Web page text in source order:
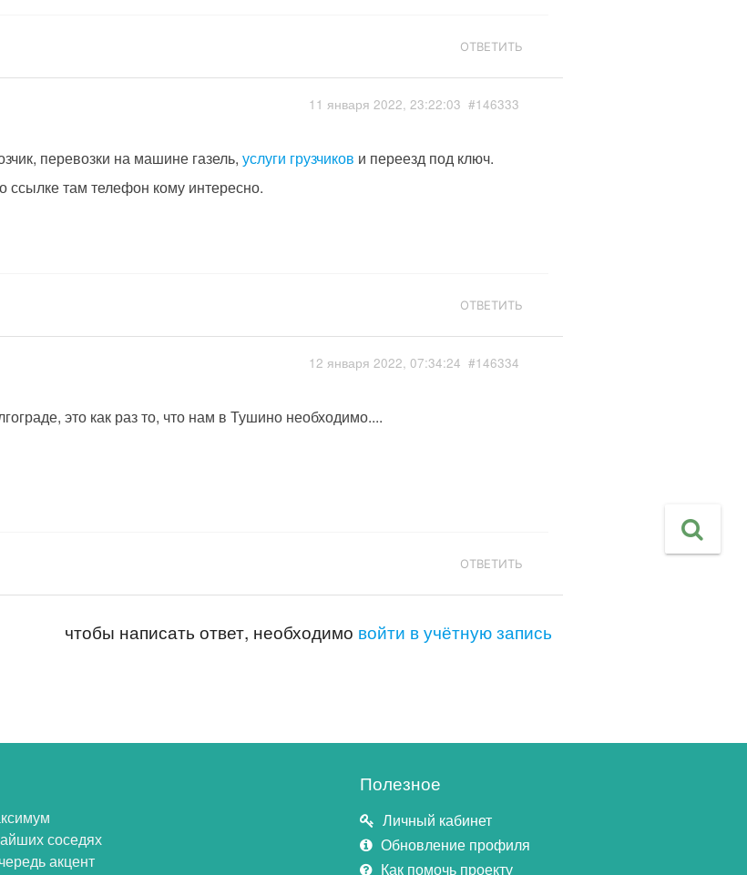
ОТВЕТИТЬ
11 января 2022, 23:22:03 #146333
перевозки на машине газель, услуги грузчиков и переезд под ключ.
ссылке там телефон кому интересно.
ОТВЕТИТЬ
12 января 2022, 07:34:24 #146334
это как раз то, что нам в Тушино необходимо....
ОТВЕТИТЬ
чтобы написать ответ, необходимо войти в учётную запись
соседях
акцент
Полезное
Личный кабинет
Обновление профиля
Как помочь проекту